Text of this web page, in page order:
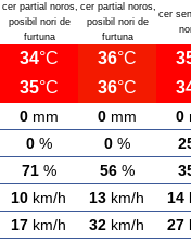
cer partial noros,
posibil nori de
furtuna
cer partial noros,
posibil nori de
furtuna
cer
34°C 36°C
35°C 36°C
0mm 0mm 0
0% 0%
71% 56%
10 km/h 13 km/h 14
17 km/h 32 km/h 27